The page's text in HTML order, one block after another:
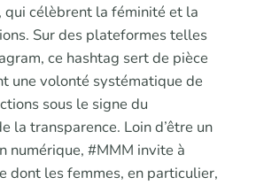
qui célèbrent la féminité et la
Sur des plateformes telles
ce hashtag sert de pièce
une volonté systématique de
sous le signe du
la transparence. Loin d’être un
numérique, #MMM invite à
dont les femmes, en particulier,